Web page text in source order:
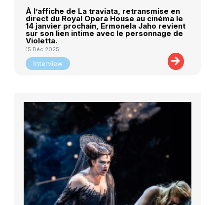
À l’affiche de La traviata, retransmise en
direct du Royal Opera House au cinéma le
14 janvier prochain, Ermonela Jaho revient
sur son lien intime avec le personnage de
Violetta.
15 Déc 2025
Interview